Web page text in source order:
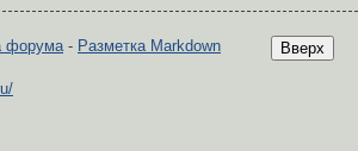
Вверх
форума- Разметка Markdown